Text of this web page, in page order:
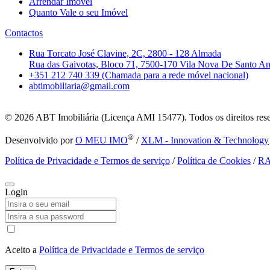
Quanto Vale o seu Imóvel
Contactos
Rua Torcato José Clavine, 2C, 2800 - 128 Almada
Rua das Gaivotas, Bloco 71, 7500-170 Vila Nova De Santo
+351 212 740 339 (Chamada para a rede móvel nacional)
abtimobiliaria@gmail.com
© 2026 ABT Imobiliária (Licença AMI 15477). Todos os direitos
Desenvolvido porO MEU IMO® / XLM - Innovation & Technology
Política de Privacidade e Termos de serviço /Política de Cookies /
Login
Aceito a Política de Privacidade e Termos de serviço